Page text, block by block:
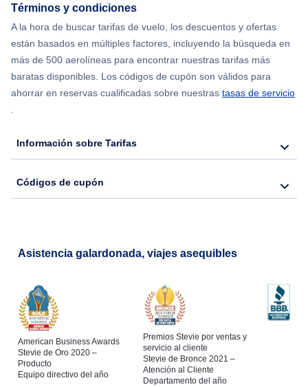
Términos y condiciones
A la hora de buscar tarifas de vuelo, los descuentos y ofertas
están basados en múltiples factores, incluyendo la búsqueda en
más de 500 aerolíneas para encontrar nuestras tarifas más
baratas disponibles. Los códigos de cupón son válidos para
ahorrar en reservas cualificadas sobre nuestras tasas de servicio
.
Información sobre Tarifas
Códigos de cupón
Asistencia galardonada, viajes asequibles
American Business Awards
Stevie de Oro 2020 –
Producto
Equipo directivo del año
Premios Stevie por ventas y
servicio al cliente
Stevie de Bronce 2021 –
Atención al Cliente
Departamento del año